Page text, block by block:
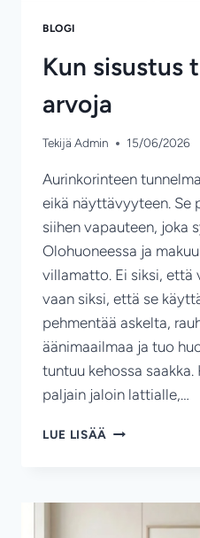
BLOGI
Kun sisustus
arvoja
Tekijä Admin 15/06/2026
Aurinkorinteen
eikä näyttävyyteen. Se
siihen vapauteen, joka
Olohuoneessa ja
villamatto. Ei siksi, että
vaan siksi, että se
pehmentää askelta,
äänimaailmaa ja tuo
tuntuu kehossa saakka.
paljain jaloin lattialle,…
LUE LISÄÄ KUN
ARVOJA